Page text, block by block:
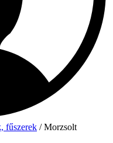
fűszerek / Morzsolt